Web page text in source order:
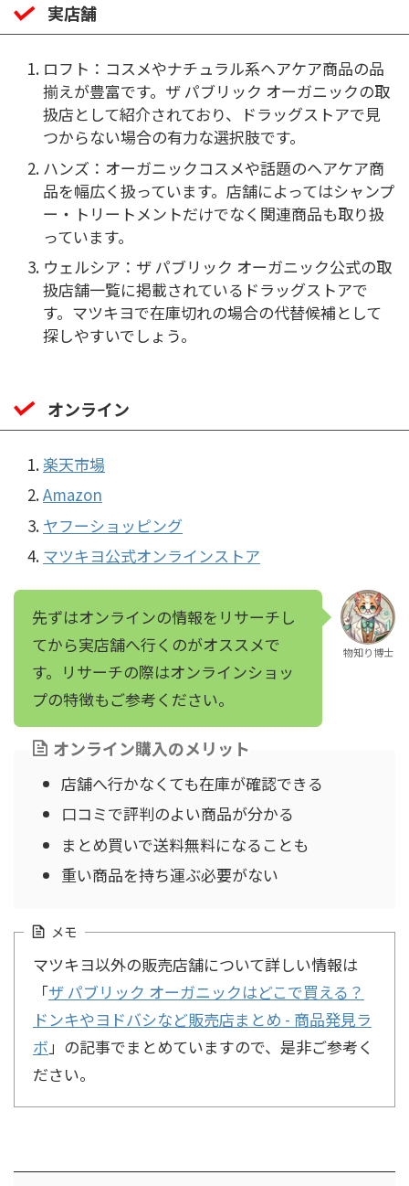
実店舗
ロフト：コスメやナチュラル系ヘアケア商品の品
揃えが豊富です。ザ パブリック オーガニックの取
扱店として紹介されており、ドラッグストアで見
つからない場合の有力な選択肢です。
ハンズ：オーガニックコスメや話題のヘアケア商
品を幅広く扱っています。店舗によってはシャンプ
ー・トリートメントだけでなく関連商品も取り扱
っています。
ウェルシア：ザ パブリック オーガニック公式の取
扱店舗一覧に掲載されているドラッグストアで
す。マツキヨで在庫切れの場合の代替候補として
探しやすいでしょう。
オンライン
楽天市場
Amazon
ヤフーショッピング
マツキヨ公式オンラインストア
先ずはオンラインの情報をリサーチし
てから実店舗へ行くのがオススメで
す。リサーチの際はオンラインショッ
プの特徴もご参考ください。
物知り博士
オンライン購入のメリット
店舗へ行かなくても在庫が確認できる
口コミで評判のよい商品が分かる
まとめ買いで送料無料になることも
重い商品を持ち運ぶ必要がない
メモ
マツキヨ以外の販売店舗について詳しい情報は
「ザ パブリック オーガニックはどこで買える？
ドンキやヨドバシなど販売店まとめ - 商品発見ラ
ボ 」の記事でまとめていますので、是非ご参考く
ださい。